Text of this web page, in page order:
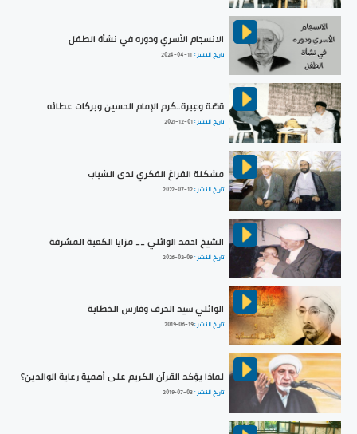
الانسجام الأسري ودوره في نشأة الطفل
تاريخ النشر : 2024-04-11
قصّة وعِبرة..كرم الإمام الحسين وبركات عطائه
تاريخ النشر :2021-12-01
مشكلة الفراغ الفكري لدى الشباب
تاريخ النشر :2022-07-12
الشيخ احمد الوائلي __ مزايا الكعبة المشرفة
تاريخ النشر :2026-02-09
الوائلي سيد الحرف وفارس الخطابة
تاريخ النشر :2019-06-19
لماذا يؤكد القرآن الكريم على أهمية رعاية الوالدين؟
تاريخ النشر :2019-07-03